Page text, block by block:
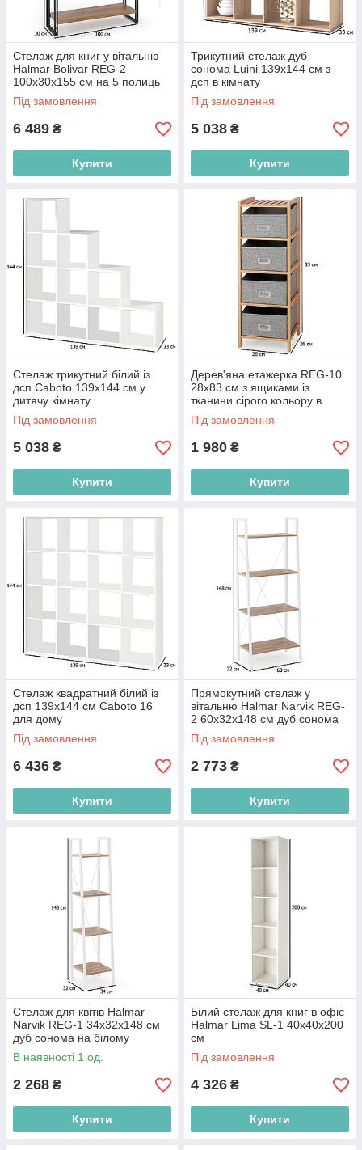
Стелаж для книг у вітальню
Halmar Bolivar REG-2
100х30х155 см на 5 полиць
дуб золотий із чорним
каркасом
Під замовлення
6 489 ₴
Купити
Трикутний стелаж дуб
сонома Luini 139х144 см з
дсп в кімнату
Під замовлення
5 038 ₴
Купити
Стелаж трикутний білий із
дсп Caboto 139х144 см у
дитячу кімнату
Під замовлення
5 038 ₴
Купити
Дерев'яна етажерка REG-10
28х83 см з ящиками із
тканини сірого кольору в
кімнату
Під замовлення
1 980 ₴
Купити
Стелаж квадратний білий із
дсп 139х144 см Caboto 16
для дому
Під замовлення
6 436 ₴
Купити
Прямокутний стелаж у
вітальню Halmar Narvik REG-
2 60х32х148 см дуб сонома
на білому сталевому каркасі
Під замовлення
2 773 ₴
Купити
Стелаж для квітів Halmar
Narvik REG-1 34х32х148 см
дуб сонома на білому
сталевому каркасі
В наявності 1 од.
2 268 ₴
Купити
Білий стелаж для книг в офіс
Halmar Lima SL-1 40х40х200
см
Під замовлення
4 326 ₴
Купити